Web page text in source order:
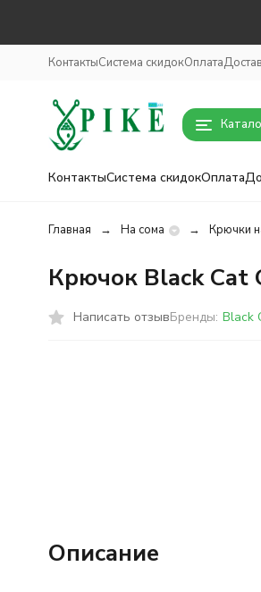
КонтактыСистема скидокОплата
КонтактыСистема скидокОплата
Главная На сома Крючки
Крючок Black Cat
Написать отзывБренды: Black
Описание